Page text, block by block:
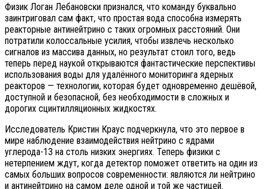
Физик Логан Лебановски признался, что команду буквально
заинтриговал сам факт, что простая вода способна измерять
реакторные антинейтрино с таких огромных расстояний. Они
потратили колоссальные усилия, чтобы извлечь несколько
сигналов из массива данных, но результат стоил того, ведь
теперь перед наукой открываются фантастические перспективы
использования воды для удалённого мониторинга ядерных
реакторов — технологии, которая будет одновременно дешёвой,
доступной и безопасной, без необходимости в сложных и
дорогих сцинтилляционных жидкостях.
Исследователь Кристин Краус подчеркнула, что это первое в
мире наблюдение взаимодействия нейтрино с ядрами
углерода-13 на столь низких энергиях. Теперь физики с
нетерпением ждут, когда детектор поможет ответить на один из
самых больших вопросов современности: являются ли нейтрино
и антинейтрино на самом деле одной и той же частицей.